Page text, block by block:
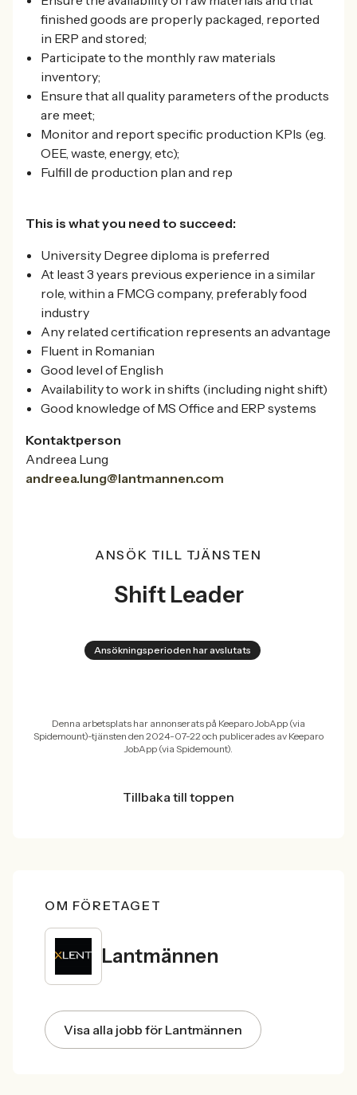
finished goods are properly packaged, reported
in ERP and stored;
Participate to the monthly raw materials
inventory;
Ensure that all quality parameters of the products
are meet;
Monitor and report specific production KPIs (eg.
OEE, waste, energy, etc);
Fulfill de production plan and rep
This is what you need to succeed:
University Degree diploma is preferred
At least 3 years previous experience in a similar
role, within a FMCG company, preferably food
industry
Any related certification represents an advantage
Fluent in Romanian
Good level of English
Availability to work in shifts (including night shift)
Good knowledge of MS Office and ERP systems
Kontaktperson
Andreea Lung
andreea.lung@lantmannen.com
ANSÖK TILL TJÄNSTEN
Shift Leader
Ansökningsperioden har avslutats
Denna arbetsplats har annonserats på Keeparo JobApp (via
Spidemount)-tjänsten den 2024-07-22 och publicerades av Keeparo
JobApp (via Spidemount).
Tillbaka till toppen
OM FÖRETAGET
Lantmännen
Visa alla jobb för Lantmännen